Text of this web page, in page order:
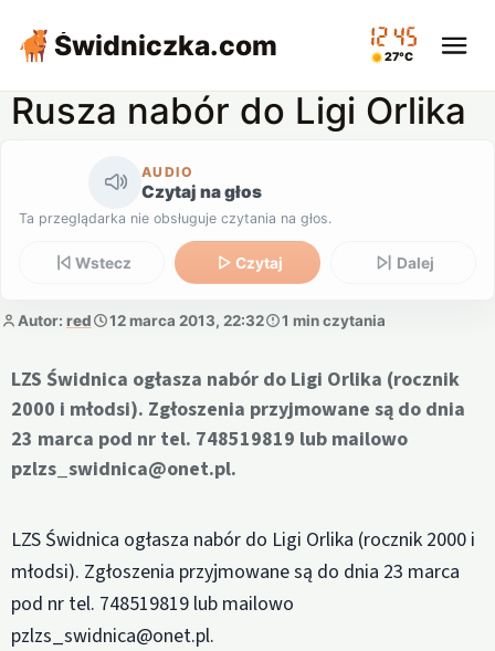
Świdniczka.com 12:45
27°C
Rusza nabór do Ligi Orlika
AUDIO
Czytaj na głos
Ta przeglądarka nie obsługuje czytania na głos.
Wstecz Czytaj Dalej
Autor: red 12 marca 2013, 22:32 1 min czytania
LZS Świdnica ogłasza nabór do Ligi Orlika (rocznik
2000 i młodsi). Zgłoszenia przyjmowane są do dnia
23 marca pod nr tel. 748519819 lub mailowo
pzlzs_swidnica@onet.pl.
LZS Świdnica ogłasza nabór do Ligi Orlika (rocznik 2000 i
młodsi). Zgłoszenia przyjmowane są do dnia 23 marca
pod nr tel. 748519819 lub mailowo
pzlzs_swidnica@onet.pl.